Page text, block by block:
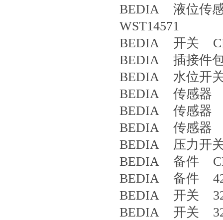
BEDIA 液位传感
WST14571
BEDIA 开关
BEDIA 插接件
BEDIA 水位开
BEDIA 传感器
BEDIA 传感器
BEDIA 传感器
BEDIA 压力开
BEDIA 备件
BEDIA 备件
BEDIA 开关
BEDIA 开关